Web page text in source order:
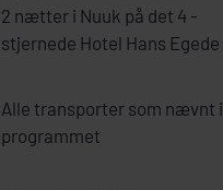
2 nætter i Nuuk på det 4 -
stjernede Hotel Hans Egede
Alle transporter som nævnt i
programmet